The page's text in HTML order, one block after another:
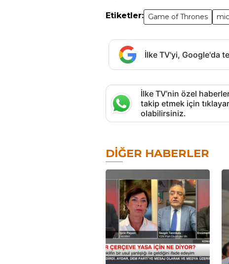
Etiketler: Game of Thrones
İlke TV'yi, Google'da
İlke TV’nin özel
takip etmek için
olabilirsiniz.
DIĞER HABERLER